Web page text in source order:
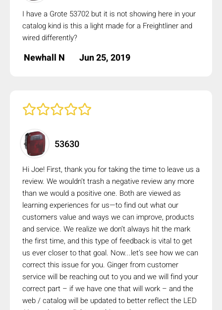
I have a Grote 53702 but it is not showing here in your
catalog kind is this a light made for a Freightliner and
wired differently?
Newhall N Jun 25, 2019
53630
Hi Joe! First, thank you for taking the time to leave us a
review. We wouldn’t trash a negative review any more
than we would a positive one. Both are viewed as
learning experiences for us—to find out what our
customers value and ways we can improve, products
and service. We realize we don’t always hit the mark
the first time, and this type of feedback is vital to get
us ever closer to that goal. Now...let’s see how we can
correct this issue for you. Ginger from customer
service will be reaching out to you and we will find your
correct part – if we have one that will work – and the
web / catalog will be updated to better reflect the LED